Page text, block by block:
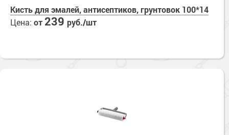
Кисть для эмалей, антисептиков, грунтовок 100*14
Цена: от239 руб./шт